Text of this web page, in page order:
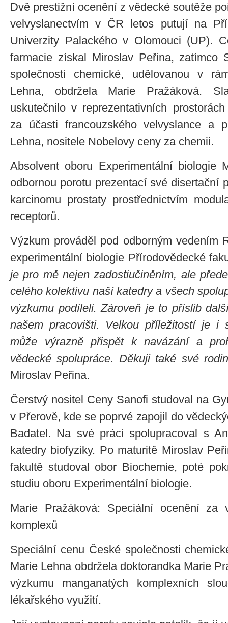
Dvě prestižní ocenění z vědecké soutěže
velvyslanectvím v ČR letos putují na
Univerzity Palackého v Olomouci (UP).
farmacie získal Miroslav Peřina, zatímco
společnosti chemické, udělovanou v
Lehna, obdržela Marie Pražáková.
uskutečnilo v reprezentativních
za účasti francouzského velvyslance a
Lehna, nositele Nobelovy ceny za chemii.
Absolvent oboru Experimentální biologie
odbornou porotu prezentací své disertační
karcinomu prostaty prostřednictvím
receptorů.
Výzkum prováděl pod odborným vedením
experimentální biologie Přírodovědecké
je pro mě nejen zadostiučiněním, ale
celého kolektivu naší katedry a všech
výzkumu podíleli. Zároveň je to příslib
našem pracovišti. Velkou příležitostí je i
může výrazně přispět k navázání a
vědecké spolupráce. Děkuji také své
Miroslav Peřina.
Čerstvý nositel Ceny Sanofi studoval na
v Přerově, kde se poprvé zapojil do
Badatel. Na své práci spolupracoval s
katedry biofyziky. Po maturitě Miroslav
fakultě studoval obor Biochemie, poté
studiu oboru Experimentální biologie.
Marie Pražáková: Speciální ocenění za
komplexů
Speciální cenu České společnosti
Marie Lehna obdržela doktorandka Marie
výzkumu manganatých komplexních
lékařského využití.